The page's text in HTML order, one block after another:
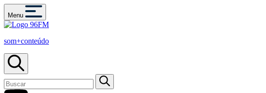
Menu
som+conteúdo